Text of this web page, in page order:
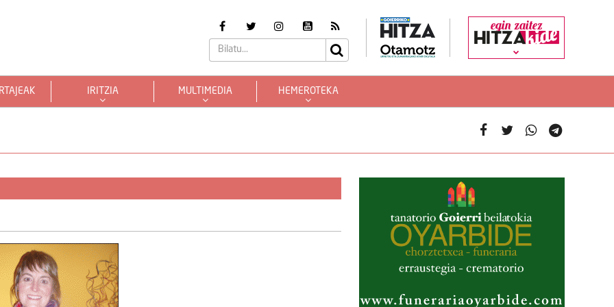
egin zaitez
IRITZIA MULTIMEDIA HEMEROTEKA